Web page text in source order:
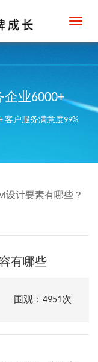
业6000+
客户服务满意度99%
vi设计要素有哪些？
有哪些
围观：4951次